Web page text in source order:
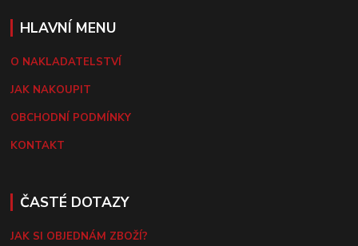
HLAVNÍ MENU
O NAKLADATELSTVÍ
JAK NAKOUPIT
OBCHODNÍ PODMÍNKY
KONTAKT
ČASTÉ DOTAZY
JAK SI OBJEDNÁM ZBOŽÍ?